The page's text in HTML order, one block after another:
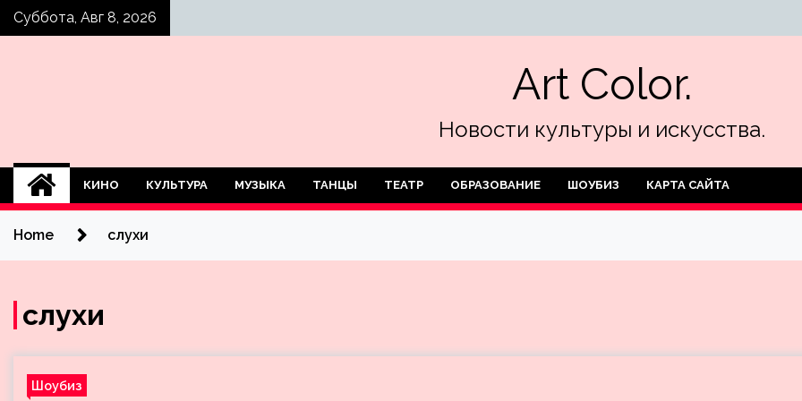
SkipСуббота, Авг 8, 2026
Art Color.
Новости культуры и искусства.
КИНО КУЛЬТУРА МУЗЫКА ТАНЦЫ ТЕАТР ОБРАЗОВАНИЕ ШОУБИЗ КАРТА САЙТА
Home слухи
слухи
Шоубиз